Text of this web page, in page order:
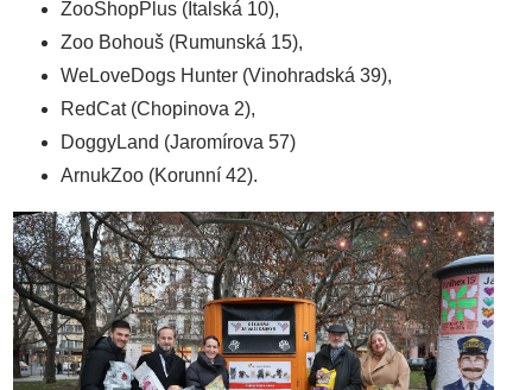
ZooShopPlus (Italská 10),
Zoo Bohouš (Rumunská 15),
WeLoveDogs Hunter (Vinohradská 39),
RedCat (Chopinova 2),
DoggyLand (Jaromírova 57)
ArnukZoo (Korunní 42).